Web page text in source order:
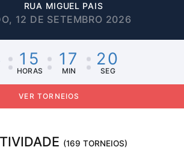
RUA MIGUEL PAIS
12 DE SETEMBRO 2026
15
HORAS
17
MIN
20
SEG
VER TORNEIOS
(169 TORNEIOS)